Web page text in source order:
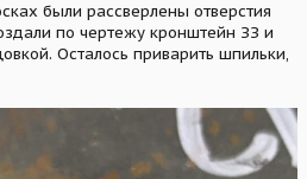
были рассверлены отверстия
по чертежу кронштейн ЗЗ и
Осталось приварить шпильки,